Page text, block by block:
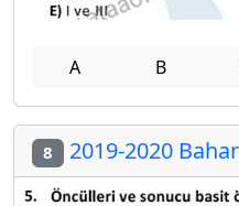
A B
8 2019-2020